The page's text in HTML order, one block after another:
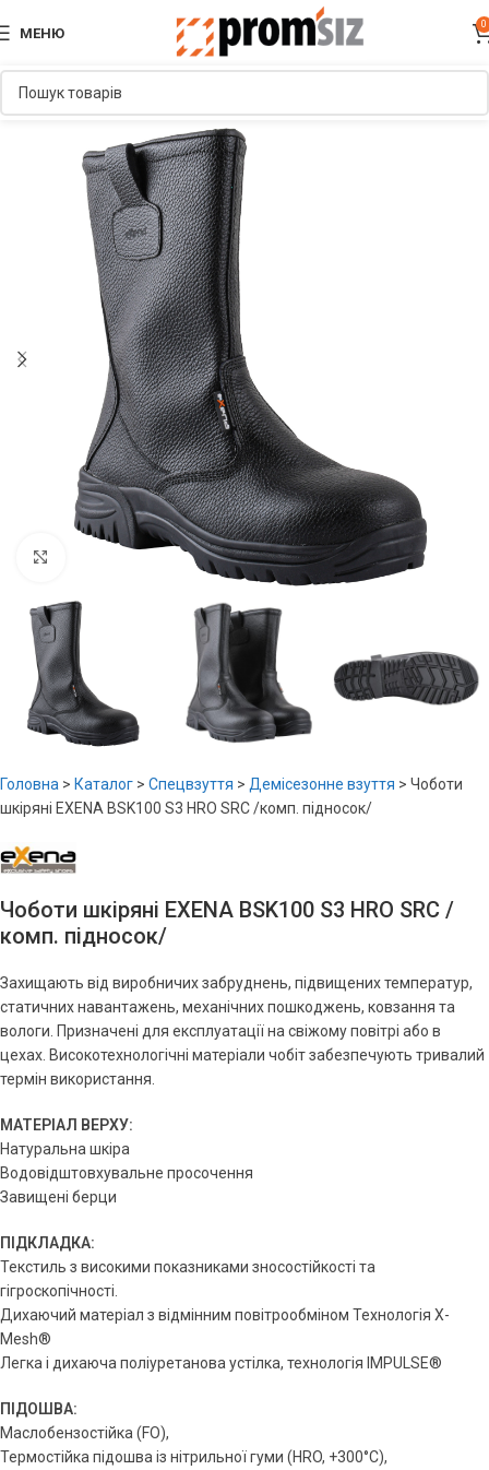
МЕНЮ
0
Головна > Каталог > Спецвзуття > Демісезонне взуття > Чоботи
шкіряні EXENA BSK100 S3 HRO SRC /комп. підносок/
Чоботи шкіряні EXENA BSK100 S3 HRO SRC /
комп. підносок/
Захищають від виробничих забруднень, підвищених температур,
статичних навантажень, механічних пошкоджень, ковзання та
вологи. Призначені для експлуатації на свіжому повітрі або в
цехах. Високотехнологічні матеріали чобіт забезпечують тривалий
термін використання.
МАТЕРІАЛ ВЕРХУ:
Натуральна шкіра
Водовідштовхувальне просочення
Завищені берци
ПІДКЛАДКА:
Текстиль з високими показниками зносостійкості та
гігроскопічності.
Дихаючий матеріал з відмінним повітрообміном Технологія X-
Mesh®
Легка і дихаюча поліуретанова устілка, технологія IMPULSE®
ПІДОШВА:
Маслобензостійка (FO),
Термостійка підошва із нітрильної гуми (HRO, +300°C),